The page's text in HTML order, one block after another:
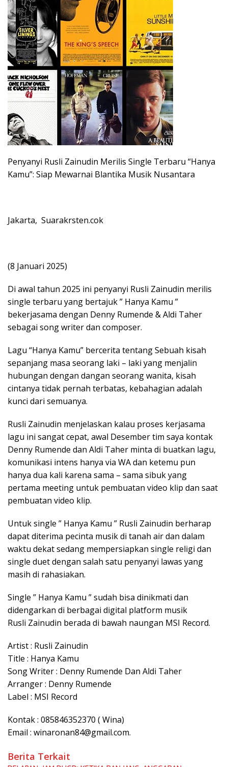
Penyanyi Rusli Zainudin Merilis Single Terbaru “Hanya
Kamu”: Siap Mewarnai Blantika Musik Nusantara
Jakarta, Suarakrsten.cok
(8 Januari 2025)
Di awal tahun 2025 ini penyanyi Rusli Zainudin merilis
single terbaru yang bertajuk ” Hanya Kamu ”
bekerjasama dengan Denny Rumende & Aldi Taher
sebagai song writer dan composer.
Lagu “Hanya Kamu” bercerita tentang Sebuah kisah
sepanjang masa seorang laki – laki yang menjalin
hubungan dengan dangan seorang wanita, kisah
cintanya tidak pernah terbatas, kebahagian adalah
kunci dari semuanya.
Rusli Zainudin menjelaskan kalau proses kerjasama
lagu ini sangat cepat, awal Desember tim saya kontak
Denny Rumende dan Aldi Taher minta di buatkan lagu,
komunikasi intens hanya via WA dan ketemu pun
hanya dua kali karena sama – sama sibuk yang
pertama meeting untuk pembuatan video klip dan saat
pembuatan video klip.
Untuk single ” Hanya Kamu ” Rusli Zainudin berharap
dapat diterima pecinta musik di tanah air dan dalam
waktu dekat sedang mempersiapkan single religi dan
single duet dengan salah satu penyanyi lawas yang
masih di rahasiakan.
Single ” Hanya Kamu ” sudah bisa dinikmati dan
didengarkan di berbagai digital platform musik
Rusli Zainudin berada di bawah naungan MSI Record.
Artist : Rusli Zainudin
Title : Hanya Kamu
Song Writer : Denny Rumende Dan Aldi Taher
Arranger : Denny Rumende
Label : MSI Record
Kontak : 085846352370 ( Wina)
Email : winaronan84@gmail.com.
Berita Terkait